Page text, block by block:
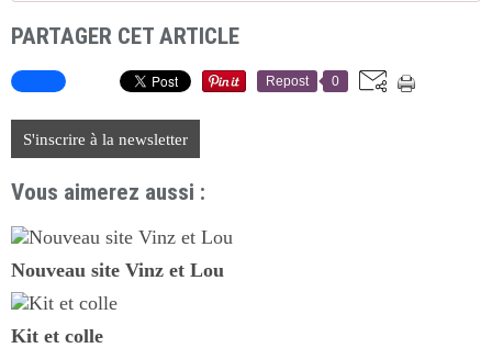
PARTAGER CET ARTICLE
Repost 0
S'inscrire à la newsletter
Vous aimerez aussi :
Nouveau site Vinz et Lou
Kit et colle